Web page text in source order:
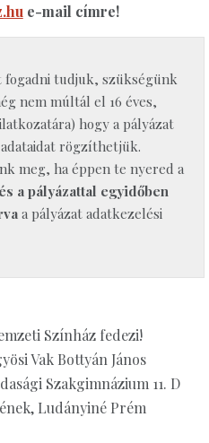
e-mail címre!
fogadni tudjuk, szükségünk
nem múltál el 16 éves,
hogy a pályázat
rögzíthetjük.
meg, ha éppen te nyered a
a pályázattal egyidőben
a pályázat adatkezelési
Színház fedezi!
Vak Bottyán János
Szakgimnázium 11. D
Ludányiné Prém